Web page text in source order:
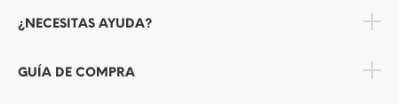
¿NECESITAS AYUDA?
GUÍA DE COMPRA